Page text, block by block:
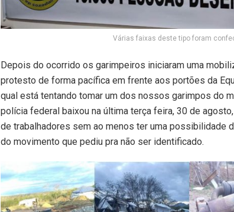
Várias faixas deste tipo foram
Depois do ocorrido os garimpeiros iniciaram uma
protesto de forma pacífica em frente aos portões da
qual está tentando tomar um dos nossos garimpos do
polícia federal baixou na última terça feira, 30 de
de trabalhadores sem ao menos ter uma possibilidade
do movimento que pediu pra não ser identificado.